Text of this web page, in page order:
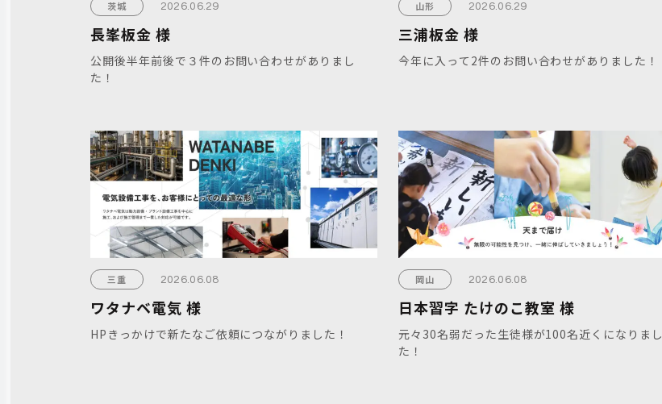
茨城 2026.06.29
長峯板金 様
公開後半年前後で３件のお問い合わせがありまし
た！
山形 2026.06.29
三浦板金 様
今年に入って2件のお問い合わせがありました！
三重 2026.06.08
ワタナベ電気 様
HPきっかけで新たなご依頼につながりました！
岡山 2026.06.08
日本習字 たけのこ教室 様
元々30名弱だった生徒様が100名近くになりまし
た！